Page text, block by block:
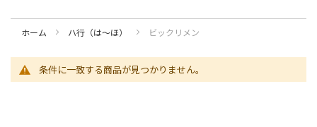
ホーム ハ行（は～ほ） ビックリメン
条件に一致する商品が見つかりません。